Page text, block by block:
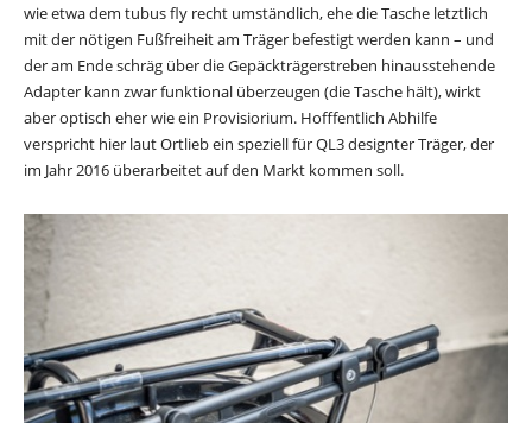
wie etwa dem tubus fly recht umständlich, ehe die Tasche letztlich
mit der nötigen Fußfreiheit am Träger befestigt werden kann – und
der am Ende schräg über die Gepäckträgerstreben hinausstehende
Adapter kann zwar funktional überzeugen (die Tasche hält), wirkt
aber optisch eher wie ein Provisiorium. Hofffentlich Abhilfe
verspricht hier laut Ortlieb ein speziell für QL3 designter Träger, der
im Jahr 2016 überarbeitet auf den Markt kommen soll.